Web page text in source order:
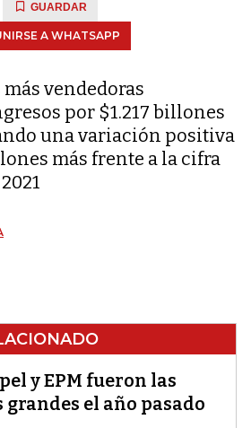
GUARDAR
A WHATSAPP
más vendedoras
por $1.217 billones
una variación positiva
más frente a la cifra
y EPM fueron las
grandes el año pasado